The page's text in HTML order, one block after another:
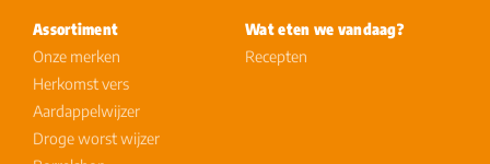
Assortiment
Onze merken
Herkomst vers
Aardappelwijzer
Droge worst wijzer
Wat eten we vandaag?
Recepten